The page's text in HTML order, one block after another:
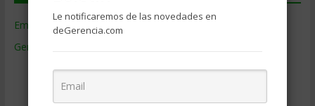
Empresas de Gerencia
Gerencia
Contabilidad(466)
Le notificaremos de las novedades en
deGerencia.com